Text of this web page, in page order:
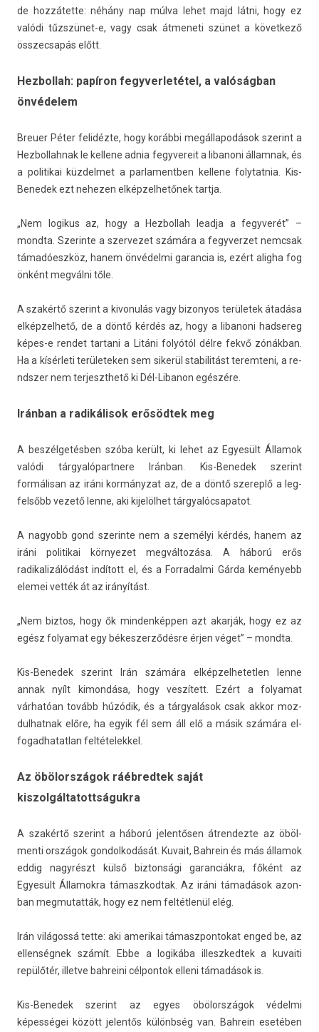
de hozzátette: néhány nap múlva lehet majd látni, hogy ez
valódi tűzszünet-e, vagy csak átmeneti szünet a követ­kező
összec­sapás előtt.
Hezbollah: papíron fegyverletétel, a valóságban
önvédelem
Breu­er Péter felidézte, hogy korábbi megál­lapodások szerint a
Hez­bollah­nak le kel­lene adnia fegyvereit a li­banoni állam­nak, és
a politikai küz­delmet a par­lamentb­en kel­lene folytat­nia. Kis-
Benedek ezt nehez­en el­képzel­hetőnek tartja.
„Nem logikus az, hogy a Hez­bollah lead­ja a fegyverét” –
mondta. Szerin­te a szer­vezet számára a fegyver­zet nemcsak
támadóeszköz, hanem önvédelmi garan­cia is, ezért al­ig­ha fog
önként megválni tőle.
A szakértő szerint a kivonulás vagy bi­zonyos területek átadása
el­képzel­hető, de a döntő kérdés az, hogy a li­banoni had­sereg
képes-e re­ndet tar­tani a Litáni folyótól délre fekvő zónákban.
Ha a kísérleti területek­en sem sikerül stabilitást terem­teni, a re­
ndsz­er nem ter­jeszthető ki Dél-Libanon egészére.
Iránban a radikálisok erősödtek meg
A beszélgetésben szóba került, ki lehet az Egyesült Államok
valódi tár­gyalópartnere Iránban. Kis-Benedek szerint
formálisan az iráni kormányzat az, de a döntő szereplő a leg­
felsőbb vezető lenne, aki kijelölhet tár­gyalóc­sapatot.
A nagyobb gond szerin­te nem a személyi kérdés, hanem az
iráni politikai kör­nyezet megváltozása. A háború erős
radikalizálódást indított el, és a For­radal­mi Gárda keményebb
elemei vették át az irányítást.
„Nem bi­ztos, hogy ők min­denképp­en azt akarják, hogy ez az
egész folyamat egy békes­zerződés­re érjen véget” – mondta.
Kis-Benedek szerint Irán számára el­képzel­hetetl­en lenne
annak nyílt kimon­dása, hogy veszített. Ezért a folyamat
várhatóan tovább húzódik, és a tárgyalások csak akkor moz­
dulhat­nak előre, ha egyik fél sem áll elő a másik számára el­
fogad­hatat­lan fel­tételek­kel.
Az öbölországok ráébredtek saját
kiszolgáltatottságukra
A szakértő szerint a háború jelen­tős­en átren­dezte az öböl­
menti országok gon­dolkodását. Kuvait, Bah­rein és más államok
eddig nagyrészt külső bi­zton­sági garan­ciák­ra, főként az
Egyesült Államok­ra támaszkod­tak. Az iráni támadások azon­
ban meg­mutat­ták, hogy ez nem feltétlenül elég.
Irán világossá tette: aki amerikai támaszpon­tokat enged be, az
el­lenség­nek számít. Ebbe a logikába il­leszked­tek a kuvaiti
repülőtér, il­let­ve bah­reini cél­pontok el­leni támadások is.
Kis-Benedek szerint az egyes öbölországok védelmi
képességei között jelen­tős különbség van. Bah­rein esetében